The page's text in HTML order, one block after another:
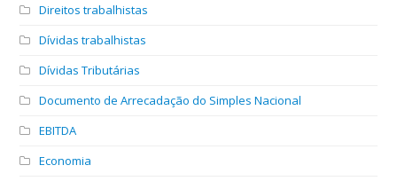
Direitos trabalhistas
Dívidas trabalhistas
Dívidas Tributárias
Documento de Arrecadação do Simples Nacional
EBITDA
Economia